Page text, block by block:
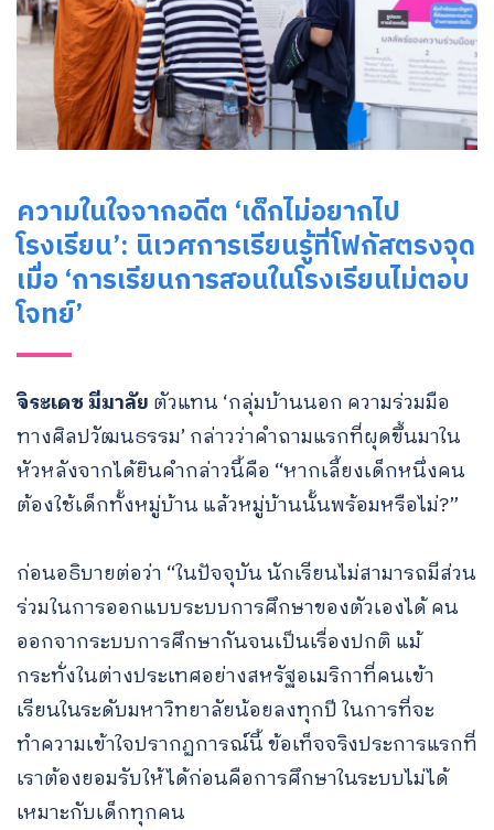
ความในใจจากอดีต ‘เด็กไม่อยากไป
โรงเรียน’: นิเวศการเรียนรู้ที่โฟกัสตรงจุด
เมื่อ ‘การเรียนการสอนในโรงเรียนไม่ตอบ
โจทย์’
จิระเดช มีมาลัย ตัวแทน ‘กลุ่มบ้านนอก ความร่วมมือ
ทางศิลปวัฒนธรรม’ กล่าวว่าคำถามแรกที่ผุดขึ้นมาใน
หัวหลังจากได้ยินคำกล่าวนี้คือ “หากเลี้ยงเด็กหนึ่งคน
ต้องใช้เด็กทั้งหมู่บ้าน แล้วหมู่บ้านนั้นพร้อมหรือไม่?”
ก่อนอธิบายต่อว่า “ในปัจจุบัน นักเรียนไม่สามารถมีส่วน
ร่วมในการออกแบบระบบการศึกษาของตัวเองได้ คน
ออกจากระบบการศึกษากันจนเป็นเรื่องปกติ แม้
กระทั่งในต่างประเทศอย่างสหรัฐอเมริกาที่คนเข้า
เรียนในระดับมหาวิทยาลัยน้อยลงทุกปี ในการที่จะ
ทำความเข้าใจปรากฏการณ์นี้ ข้อเท็จจริงประการแรกที่
เราต้องยอมรับให้ได้ก่อนคือการศึกษาในระบบไม่ได้
เหมาะกับเด็กทุกคน